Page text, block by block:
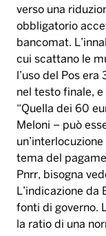
verso una
obbligatorio
bancomat.
cui scattano le
l’uso del Pos
nel testo finale, e
“Quella dei 60
Meloni – può
tema del
Pnrr, bisogna
L’indicazione da
fonti di governo.
la ratio di una